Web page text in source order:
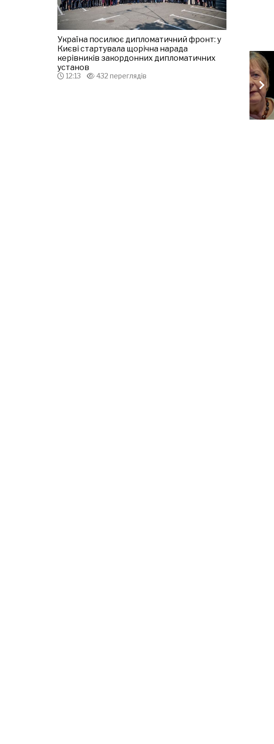
Україна посилює дипломатичний фронт: у
Києві стартувала щорічна нарада
керівників закордонних дипломатичних
установ
12:13 432 переглядів